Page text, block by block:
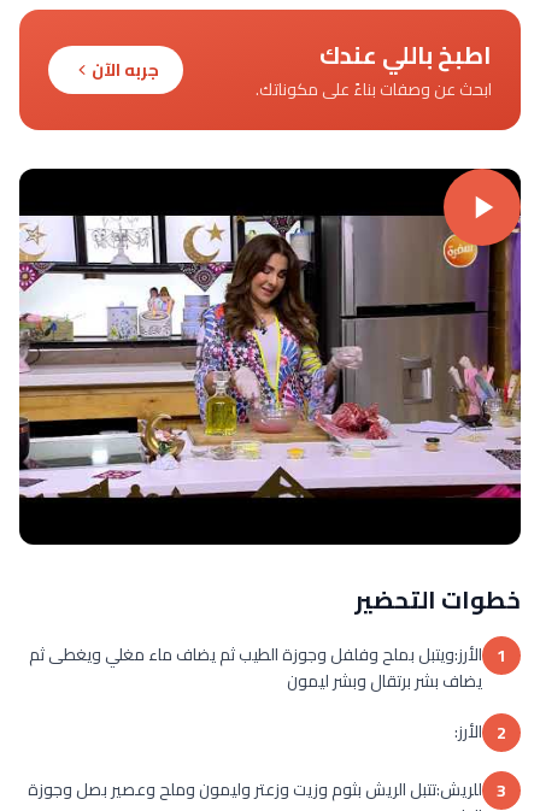
اطبخ باللي عندك
ابحث عن وصفات بناءً على مكوناتك.
جربه الآن
خطوات التحضير
1 الأرز:ويتبل بملح وفلفل وجوزة الطيب ثم يضاف ماء مغلي ويغطى ثم
يضاف بشر برتقال وبشر ليمون
2 الأرز:
3 للريش:تتبل الريش بثوم وزيت وزعتر وليمون وملح وعصير بصل وجوزة